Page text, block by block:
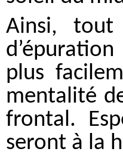
Ainsi,
plus
mentalité
frontal.
seront à la